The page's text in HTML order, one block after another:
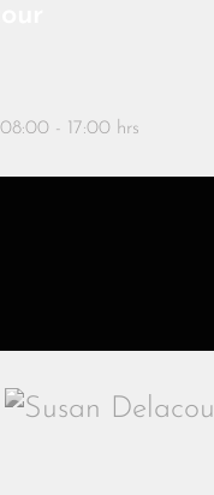
- 17:00 hrs